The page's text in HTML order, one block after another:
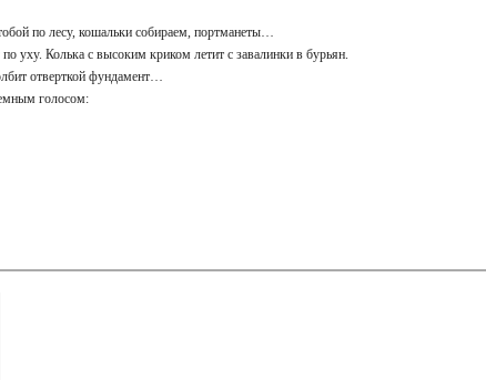
по лесу, кошальки собираем, портманеты…
уху. Колька с высоким криком летит с завалинки в бурьян.
отверткой фундамент…
голосом: